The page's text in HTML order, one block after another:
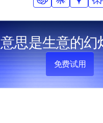
意思是生意的幻
免费试用